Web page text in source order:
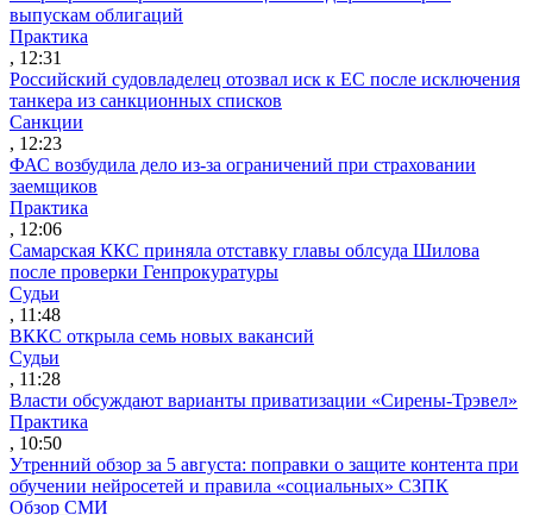
выпускам облигаций
Практика
, 12:31
Российский судовладелец отозвал иск к ЕС после исключения
танкера из санкционных списков
Санкции
, 12:23
ФАС возбудила дело из-за ограничений при страховании
заемщиков
Практика
, 12:06
Самарская ККС приняла отставку главы облсуда Шилова
после проверки Генпрокуратуры
Судьи
, 11:48
ВККС открыла семь новых вакансий
Судьи
, 11:28
Власти обсуждают варианты приватизации «Сирены-Трэвел»
Практика
, 10:50
Утренний обзор за 5 августа: поправки о защите контента при
обучении нейросетей и правила «социальных» СЗПК
Обзор СМИ